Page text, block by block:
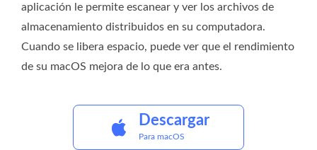
aplicación le permite escanear y ver los archivos de
almacenamiento distribuidos en su computadora.
Cuando se libera espacio, puede ver que el rendimiento
de su macOS mejora de lo que era antes.
Descargar
Para macOS